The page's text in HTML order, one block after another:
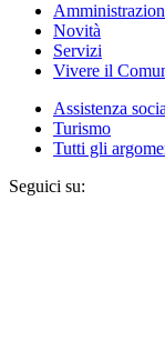
Novità
Servizi
Vivere il
Assistenza
Turismo
Tutti gli
Seguici su: